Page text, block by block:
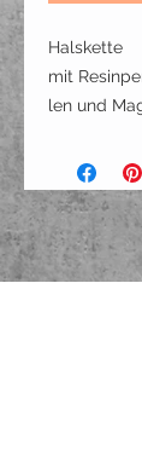
Halskette
mit
len und